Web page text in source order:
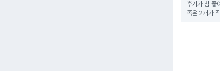
후기가 참 좋
족은 2개가